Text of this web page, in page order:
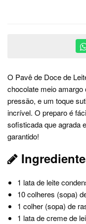
O Pavê de Doce de
chocolate meio
pressão, e um toque
incrível. O preparo é
sofisticada que agrada
garantido!
1 lata de leite
10 colheres (sopa)
1 colher (sopa) de
1 lata de creme de